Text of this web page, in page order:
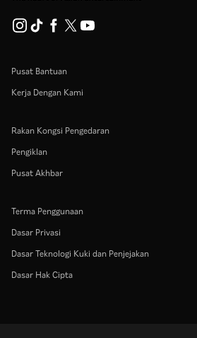
Pusat Bantuan
Kerja Dengan Kami
Rakan Kongsi Pengedaran
Pengiklan
Pusat Akhbar
Terma Penggunaan
Dasar Privasi
Dasar Teknologi Kuki dan Penjejakan
Dasar Hak Cipta